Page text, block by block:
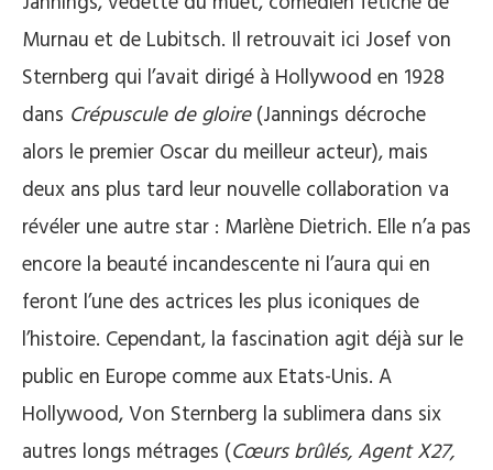
Murnau et de Lubitsch. Il retrouvait ici Josef von
Sternberg qui l’avait dirigé à Hollywood en 1928
dans Crépuscule de gloire(Jannings décroche
alors le premier Oscar du meilleur acteur), mais
deux ans plus tard leur nouvelle collaboration va
révéler une autre star : Marlène Dietrich. Elle n’a pas
encore la beauté incandescente ni l’aura qui en
feront l’une des actrices les plus iconiques de
l’histoire. Cependant, la fascination agit déjà sur le
public en Europe comme aux Etats-Unis. A
Hollywood, Von Sternberg la sublimera dans six
autres longs métrages (Cœurs brûlés, Agent X27,